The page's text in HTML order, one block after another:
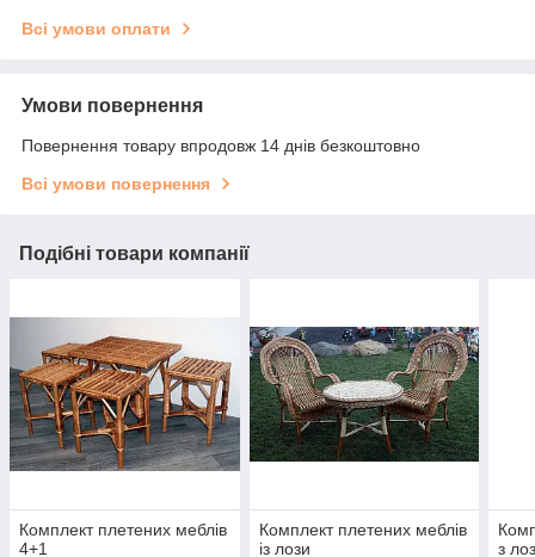
Всі умови оплати
Умови повернення
Повернення товару впродовж 14 днів безкоштовно
Всі умови повернення
Подібні товари компанії
Комплект плетених меблів
4+1
Комплект плетених меблів
із лози
з